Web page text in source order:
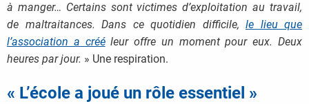
à manger… Certains sont victimes d’exploitation au travail,
de maltraitances. Dans ce quotidien difficile, le lieu que
l’association a crééleur offre un moment pour eux. Deux
heures par jour. » Une respiration.
« L’école a joué un rôle essentiel »